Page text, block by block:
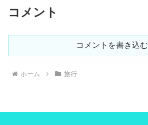
コメント
コメントを書き込む
ホーム 旅行